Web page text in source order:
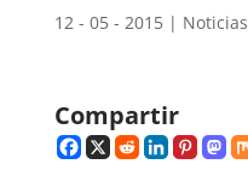
12 - 05 - 2015| Noticias
Compartir